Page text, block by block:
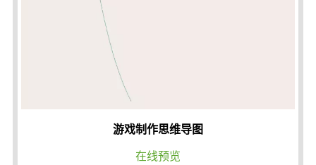
游戏制作思维导图
在线预览